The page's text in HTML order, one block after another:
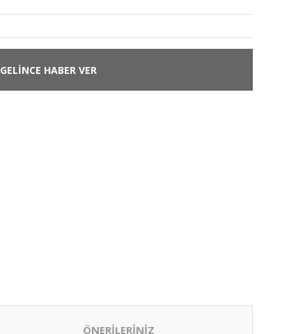
GELİNCE HABER VER
ÖNERİLERİNİZ